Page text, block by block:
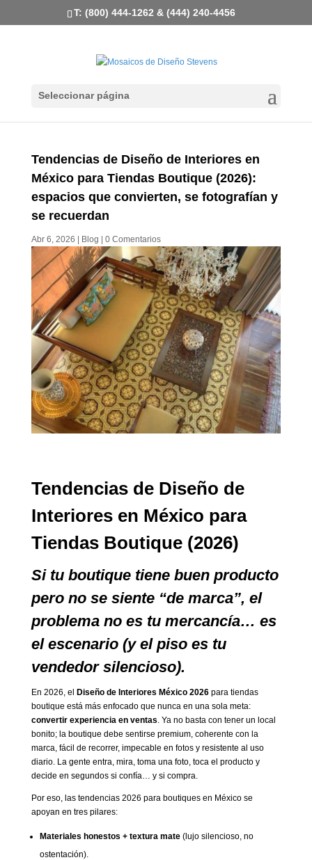
T: (800) 444-1262 & (444) 240-4456
Seleccionar página
Tendencias de Diseño de Interiores en
México para Tiendas Boutique (2026):
espacios que convierten, se fotografían y
se recuerdan
Abr 6, 2026 Blog 0 Comentarios
Tendencias de Diseño de
Interiores en México para
Tiendas Boutique (2026)
Si tu boutique tiene buen producto
pero no se siente “de marca”, el
problema no es tu mercancía… es
el escenario (y el piso es tu
vendedor silencioso).
En 2026, el Diseño de Interiores México 2026para tiendas
boutique está más enfocado que nunca en una sola meta:
convertir experiencia en ventas . Ya no basta con tener un local
bonito; la boutique debe sentirse premium, coherente con la
marca, fácil de recorrer, impecable en fotos y resistente al uso
diario. La gente entra, mira, toma una foto, toca el producto y
decide en segundos si confía… y si compra.
Por eso, las tendencias 2026 para boutiques en México se
apoyan en tres pilares:
Materiales honestos + textura mate(lujo silencioso, no
ostentación).